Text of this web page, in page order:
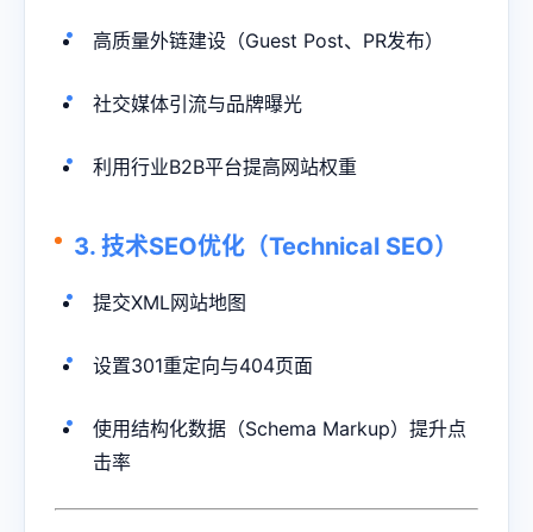
高质量外链建设（Guest Post、PR发布）
社交媒体引流与品牌曝光
利用行业B2B平台提高网站权重
3. 技术SEO优化（Technical SEO）
提交XML网站地图
设置301重定向与404页面
使用结构化数据（Schema Markup）提升点
击率